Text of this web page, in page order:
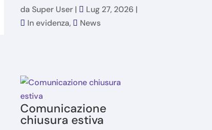
da Super User| Lug 27, 2026 |
In evidenza, News
Comunicazione
chiusura estiva